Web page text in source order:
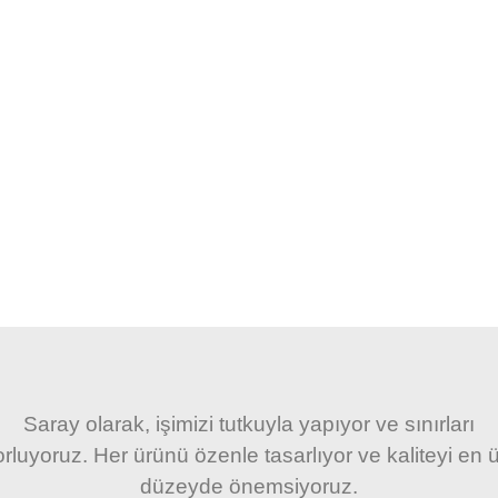
Saray olarak, işimizi tutkuyla yapıyor ve sınırları
Her ürünü özenle tasarlıyor ve kaliteyi en
düzeyde önemsiyoruz.